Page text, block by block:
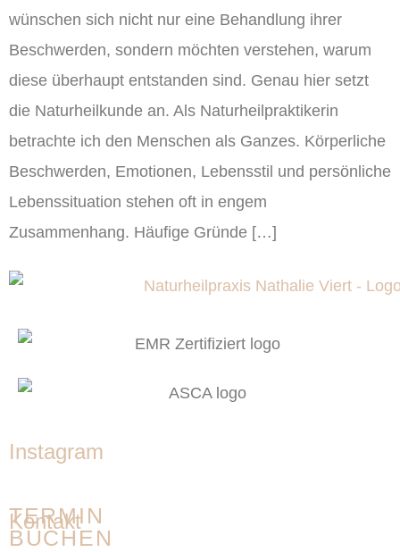
wünschen sich nicht nur eine Behandlung ihrer
Beschwerden, sondern möchten verstehen, warum
diese überhaupt entstanden sind. Genau hier setzt
die Naturheilkunde an. Als Naturheilpraktikerin
betrachte ich den Menschen als Ganzes. Körperliche
Beschwerden, Emotionen, Lebensstil und persönliche
Lebenssituation stehen oft in engem
Zusammenhang. Häufige Gründe […]
Instagram
Kontakt
TERMIN
BUCHEN